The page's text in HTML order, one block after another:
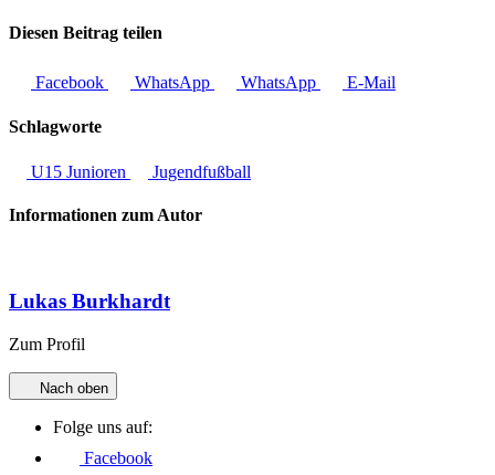
Diesen Beitrag teilen
Facebook WhatsApp WhatsApp E-Mail
Schlagworte
U15 Junioren Jugendfußball
Informationen zum Autor
Lukas Burkhardt
Zum Profil
Nach oben
Folge uns auf:
Facebook